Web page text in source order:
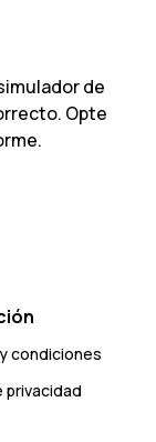
de
Opte
condiciones
privacidad